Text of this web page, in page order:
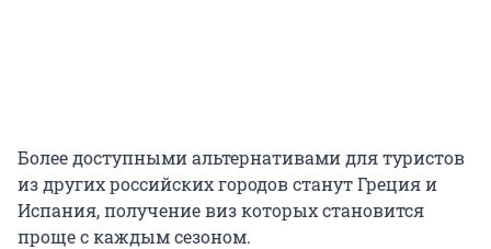
Более доступными альтернативами для туристов
из других российских городов станут Греция и
Испания, получение виз которых становится
проще с каждым сезоном.